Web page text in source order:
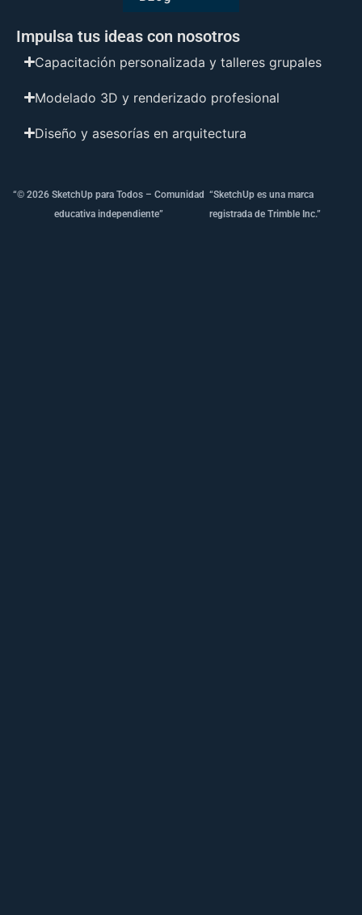
Impulsa tus ideas con nosotros
Capacitación personalizada y talleres grupales
Modelado 3D y renderizado profesional
Diseño y asesorías en arquitectura
“© 2026 SketchUp para Todos – Comunidad
educativa independiente”
“SketchUp es una marca
registrada de Trimble Inc.”